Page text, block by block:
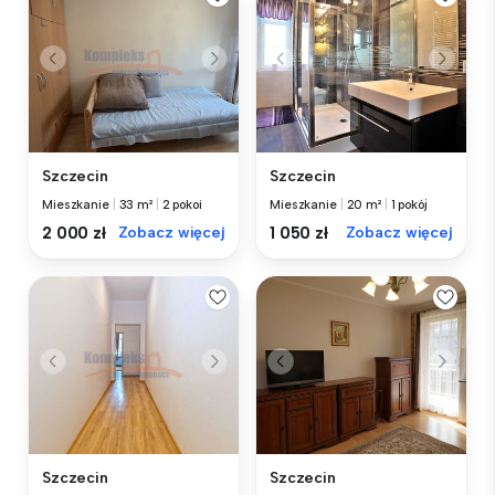
Szczecin
Mieszkanie 33 m² 2 pokoi
2 000 zł Zobacz więcej
Szczecin
Mieszkanie 20 m² 1 pokój
1 050 zł Zobacz więcej
Szczecin Szczecin